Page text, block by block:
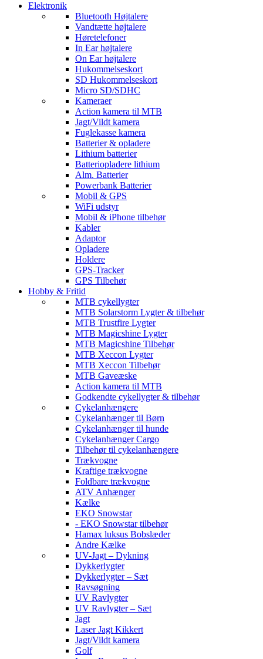
Elektronik
Bluetooth Højtalere
Vandtætte højtalere
Høretelefoner
In Ear højtalere
On Ear højtalere
Hukommelseskort
SD Hukommelseskort
Micro SD/SDHC
Kameraer
Action kamera til MTB
Jagt/Vildt kamera
Fuglekasse kamera
Batterier & opladere
Lithium batterier
Batteriopladere lithium
Alm. Batterier
Powerbank Batterier
Mobil & GPS
WiFi udstyr
Mobil & iPhone tilbehør
Kabler
Adaptor
Opladere
Holdere
GPS-Tracker
GPS Tilbehør
Hobby & Fritid
MTB cykellygter
MTB Solarstorm Lygter & tilbehør
MTB Trustfire Lygter
MTB Magicshine Lygter
MTB Magicshine Tilbehør
MTB Xeccon Lygter
MTB Xeccon Tilbehør
MTB Gaveæske
Action kamera til MTB
Godkendte cykellygter & tilbehør
Cykelanhængere
Cykelanhænger til Børn
Cykelanhænger til hunde
Cykelanhænger Cargo
Tilbehør til cykelanhængere
Trækvogne
Kraftige trækvogne
Foldbare trækvogne
ATV Anhænger
Kælke
EKO Snowstar
- EKO Snowstar tilbehør
Hamax luksus Bobslæder
Andre Kælke
UV-Jagt – Dykning
Dykkerlygter
Dykkerlygter – Sæt
Ravsøgning
UV Ravlygter
UV Ravlygter – Sæt
Jagt
Laser Jagt Kikkert
Jagt/Vildt kamera
Golf